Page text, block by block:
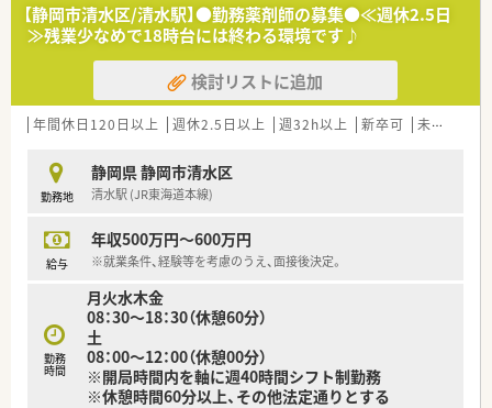
【静岡市清水区/清水駅】●勤務薬剤師の募集●≪週休2.5日
≫残業少なめで18時台には終わる環境です♪
検討リストに追加
年間休日120日以上 週休2.5日以上 週32h以上 新卒可 未経験可
勤務地
静岡県 静岡市清水区
清水駅 (JR東海道本線)
給与
年収500万円～600万円
※就業条件、経験等を考慮のうえ、面接後決定。
勤務
時間
月火水木金
08：30～18：30（休憩60分）
土
08：00～12：00（休憩00分）
※開局時間内を軸に週40時間シフト制勤務
※休憩時間60分以上、その他法定通りとする